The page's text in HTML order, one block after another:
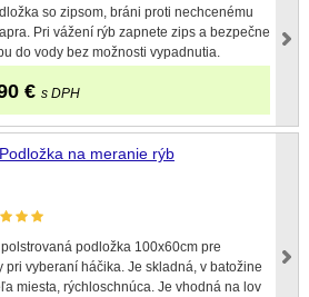
so zipsom, bráni proti nechcenému
Pri vážení rýb zapnete zips a bezpečne
do vody bez možnosti vypadnutia.
€ s DPH
na meranie rýb
podložka 100x60cm pre
pri vyberaní háčika. Je skladná, v batožine
miesta, rýchloschnúca. Je vhodná na lov